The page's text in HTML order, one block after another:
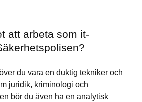
att arbeta som it-
du vara en duktig tekniker och
juridik, kriminologi och
bör du även ha en analytisk